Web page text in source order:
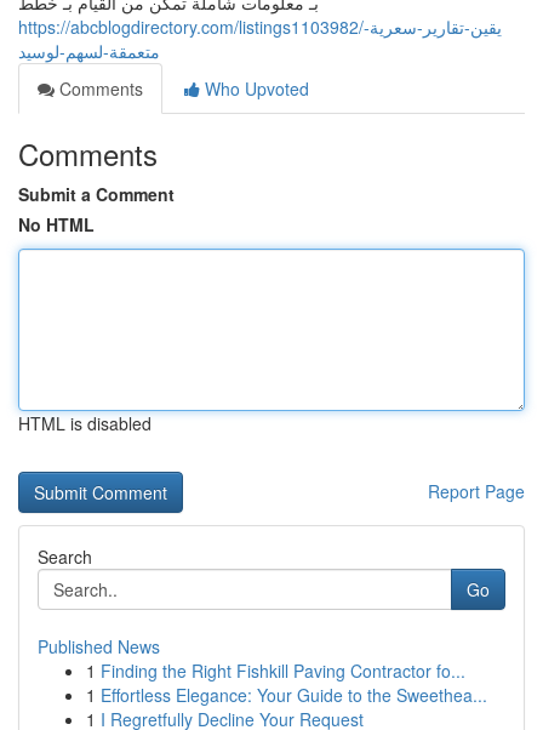
https://abcblogdirectory.com/listings1103982/يقين-تقارير-سعرية-
متعمقة-لسهم-لوسيد
Comments
Who Upvoted
Comments
Submit a Comment
No HTML
HTML is disabled
Report Page
Search
Go
Published News
1 Finding the Right Fishkill Paving Contractor fo...
1 Effortless Elegance: Your Guide to the Sweethea...
1 I Regretfully Decline Your Request